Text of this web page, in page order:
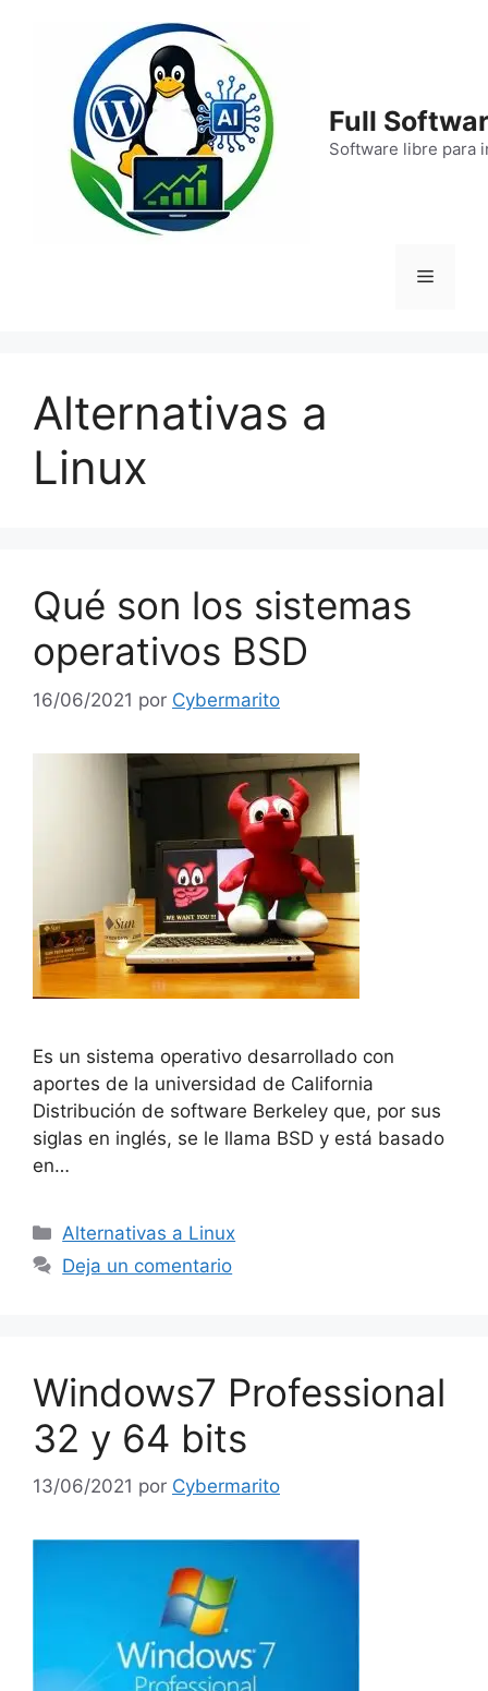
Full
Software libre para
Menú
Alternativas a
Linux
Qué son los sistemas
operativos BSD
16/06/2021 por Cybermarito
Es un sistema operativo desarrollado con
aportes de la universidad de California
Distribución de software Berkeley que, por sus
siglas en inglés, se le llama BSD y está basado
en…
Categorías
Alternativas a Linux
Deja un comentario
Windows7 Professional
32 y 64 bits
13/06/2021 por Cybermarito